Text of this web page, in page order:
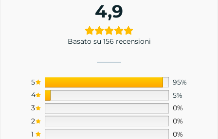
4,9
Basato su 156 recensioni
5
95%
4
5%
3
0%
2
0%
1
0%